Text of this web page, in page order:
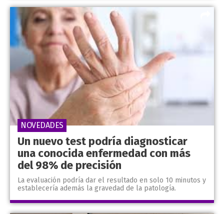
Un nuevo test podría diagnosticar
una conocida enfermedad con más
del 98% de precisión
La evaluación podría dar el resultado en solo 10 minutos y
establecería además la gravedad de la patología.
NOVEDADES